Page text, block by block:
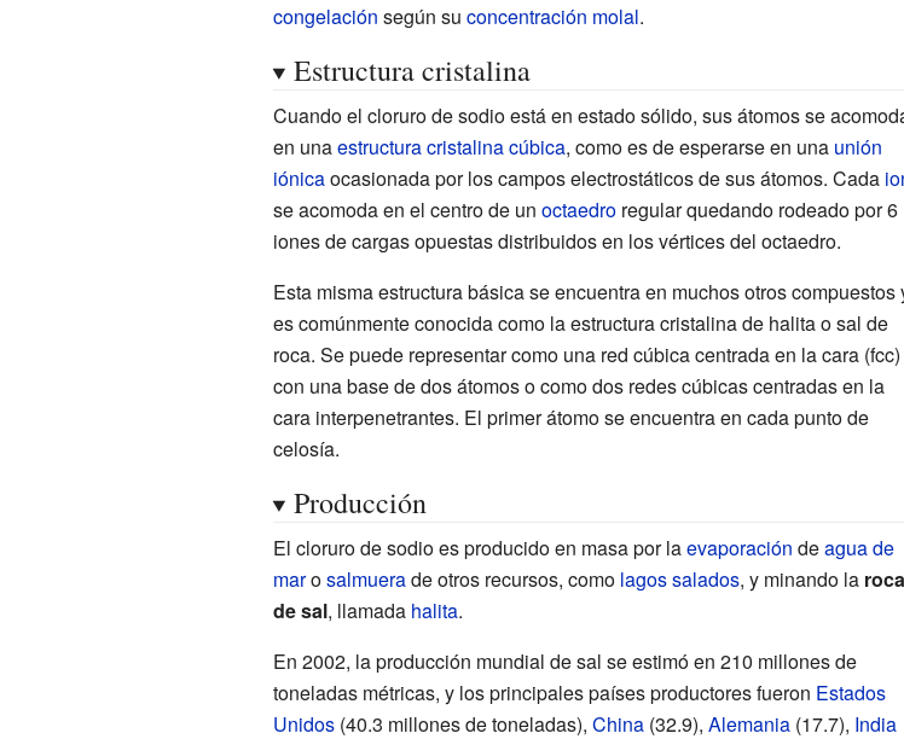
congelación según su concentración molal.
Estructura cristalina
Cuando el cloruro de sodio está en estado sólido, sus átomos se
en unaestructura cristalina cúbica, como es de esperarse en una unión
iónicaocasionada por los campos electrostáticos de sus átomos. Cada
se acomoda en el centro de un octaedroregular quedando rodeado por 6
iones de cargas opuestas distribuidos en los vértices del octaedro.
Esta misma estructura básica se encuentra en muchos otros compuestos
es comúnmente conocida como la estructura cristalina de halita o sal de
roca. Se puede representar como una red cúbica centrada en la cara (fcc)
con una base de dos átomos o como dos redes cúbicas centradas en la
cara interpenetrantes. El primer átomo se encuentra en cada punto de
celosía.
Producción
El cloruro de sodio es producido en masa por laevaporación deagua de
marosalmuerade otros recursos, como lagos salados, y minando la roca
de sal, llamada halita.
En 2002, la producción mundial de sal se estimó en 210 millones de
toneladas métricas, y los principales países productores fueron Estados
Unidos(40.3 millones de toneladas), China(32.9), Alemania(17.7), India